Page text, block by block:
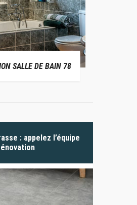
SALLE DE BAIN 78
: appelez l’équipe